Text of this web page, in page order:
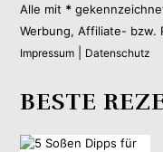
Alle mit *
Werbung, Affiliate- bzw.
Impressum Datenschutz
BESTE